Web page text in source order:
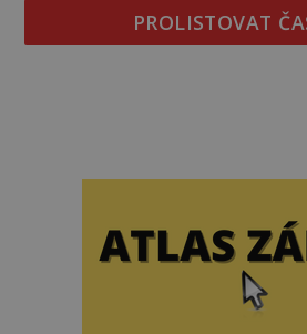
PROLISTOVAT